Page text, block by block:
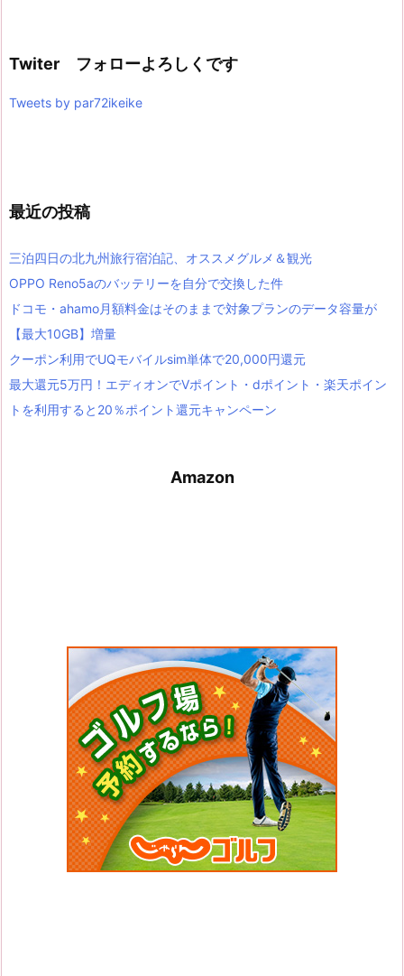
Twiter フォローよろしくです
Tweets by par72ikeike
最近の投稿
三泊四日の北九州旅行宿泊記、オススメグルメ＆観光
OPPO Reno5aのバッテリーを自分で交換した件
ドコモ・ahamo月額料金はそのままで対象プランのデータ容量が
【最大10GB】増量
クーポン利用でUQモバイルsim単体で20,000円還元
最大還元5万円！エディオンでVポイント・dポイント・楽天ポイン
トを利用すると20％ポイント還元キャンペーン
Amazon